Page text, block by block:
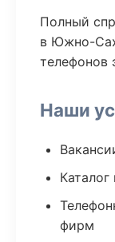
Полный
в Южно-
телефонов
Наши
фирм